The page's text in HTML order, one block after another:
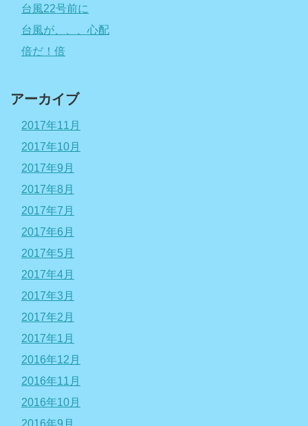
台風22号前に
台風が、、、心配
倍だ！倍
アーカイブ
2017年11月
2017年10月
2017年9月
2017年8月
2017年7月
2017年6月
2017年5月
2017年4月
2017年3月
2017年2月
2017年1月
2016年12月
2016年11月
2016年10月
2016年9月